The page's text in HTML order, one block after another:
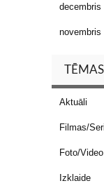
decembris
novembris
TĒMAS
Aktuāli
Filmas/
Foto/Video
Izklaide